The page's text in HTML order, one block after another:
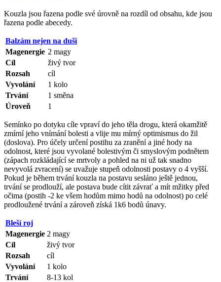
Kouzla jsou řazena podle své úrovně na rozdíl od obsahu, kde jsou
řazena podle abecedy.
Balzám nejen na duši
Magenergie 2 magy
Cíl
živý tvor
Rozsah
cíl
Vyvolání
1 kolo
Trvání
1 směna
Úroveň
1
Semínko po dotyku cíle vpraví do jeho těla drogu, která okamžitě
zmírní jeho vnímání bolesti a vlije mu mírný optimismus do žil
(doslova). Pro účely určení postihu za zranění a jiné hody na
odolnost, které jsou vyvolané bolestivým či smyslovým podnětem
(zápach rozkládající se mrtvoly a pohled na ni už tak snadno
nevyvolá zvracení) se uvažuje stupeň odolnosti postavy o 4 vyšší.
Pokud je během trvání kouzla na postavu sesláno ještě jednou,
trvání se prodlouží, ale postava bude cítit závrať a mít mžitky před
očima (postih -2 ke všem hodům mimo hodů na odolnost) po celé
prodloužené trvání a zároveň získá 1k6 bodů únavy.
Bleší roj
Magenergie 2 magy
Cíl
živý tvor
Rozsah
cíl
Vyvolání
1 kolo
Trvání
8-13 kol